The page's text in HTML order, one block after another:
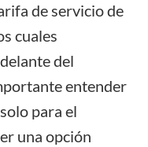
de servicio de
cuales
del
entender
para el
una opción